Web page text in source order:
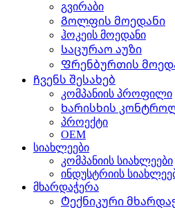
გვირაბი
Გოლფის მოედანი
ჰოკეის მოედანი
Საცურაო აუზი
Ფრენბურთის
Ჩვენს შესახებ
კომპანიის პროფილი
Ხარისხის
პროექტი
OEM
სიახლეები
კომპანიის სიახლეები
ინდუსტრიის
მხარდაჭერა
Ტექნიკური